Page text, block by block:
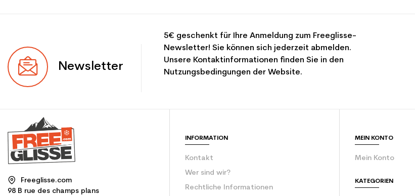
Newsletter
5€ geschenkt für Ihre Anmeldung zum Freeglisse-
Newsletter! Sie können sich jederzeit abmelden.
Unsere Kontaktinformationen finden Sie in den
Nutzungsbedingungen der Website.
Freeglisse.com
98 B rue des champs plans
INFORMATION
Kontakt
Wer sind wir?
Rechtliche Informationen
MEIN KONTO
Mein Konto
KATEGORIEN